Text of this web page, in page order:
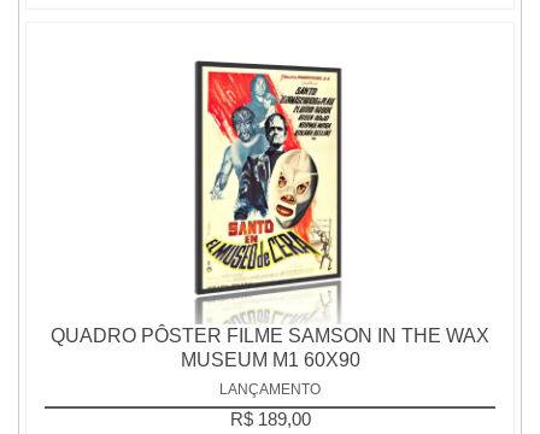
QUADRO PÔSTER FILME SAMSON IN THE WAX
MUSEUM M1 60X90
LANÇAMENTO
R$ 189,00